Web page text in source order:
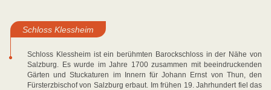
Schloss Klessheim
Schloss Klessheim ist ein berühmten Barockschloss in der Nähe von
Salzburg. Es wurde im Jahre 1700 zusammen mit beeindruckenden
Gärten und Stuckaturen im Innern für Johann Ernst von Thun, den
Fürsterzbischof von Salzburg erbaut. Im frühen 19. Jahrhundert fiel das